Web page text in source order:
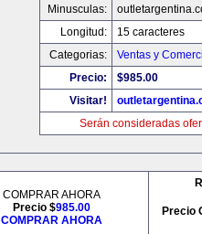
Minusculas:
Longitud:
15 caracteres
Categorias:
Ventas y
Precio:
$985.00
Visitar!
Serán consideradas
COMPRAR AHORA
Precio $985.00
COMPRAR AHORA
Precio